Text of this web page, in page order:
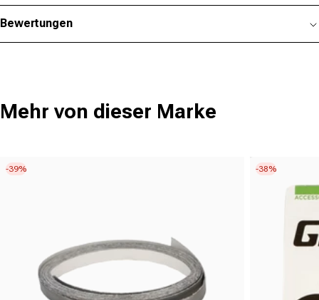
Bewertungen
Mehr von dieser Marke
-39% -38%